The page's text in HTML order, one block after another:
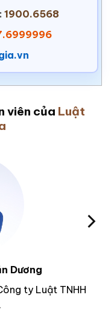
1900.6568
viên của Luật
Dương
ty Luật TNHH